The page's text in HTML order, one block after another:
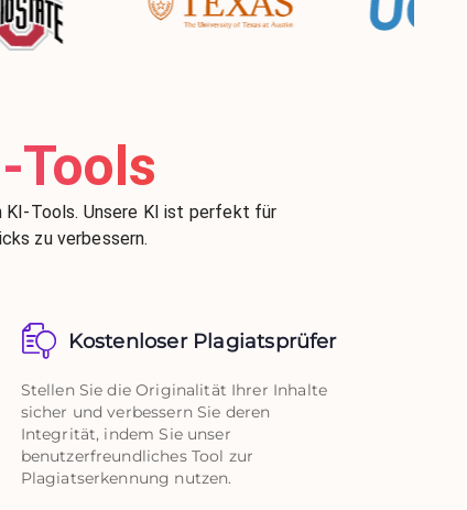
Tools
KI-Tools. Unsere KI ist perfekt für
zu verbessern.
Kostenloser Plagiatsprüfer
Stellen Sie die Originalität Ihrer Inhalte
sicher und verbessern Sie deren
Integrität, indem Sie unser
benutzerfreundliches Tool zur
Plagiatserkennung nutzen.